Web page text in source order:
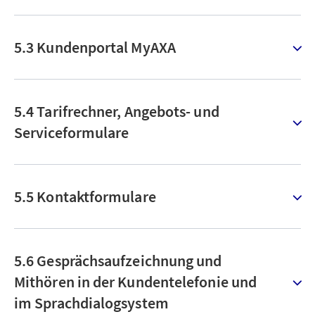
5.3 Kundenportal MyAXA
5.4 Tarifrechner, Angebots- und
Serviceformulare
5.5 Kontaktformulare
5.6 Gesprächsaufzeichnung und
Mithören in der Kundentelefonie und
im Sprachdialogsystem